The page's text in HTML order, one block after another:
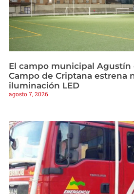
El campo municipal Agustín
Campo de Criptana estrena
iluminación LED
agosto 7, 2026